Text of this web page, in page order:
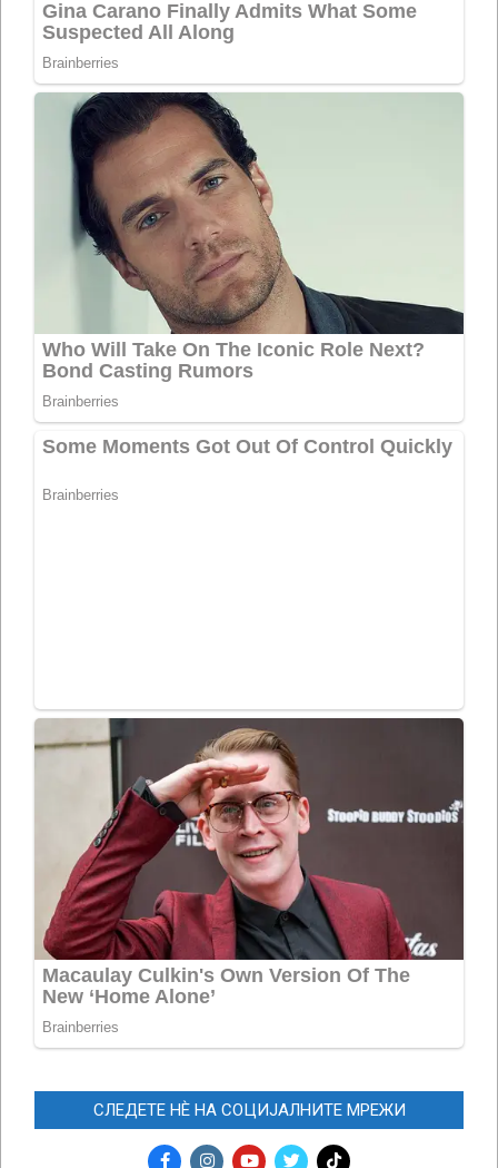
СЛЕДЕТЕ НЀ НА СОЦИЈАЛНИТЕ МРЕЖИ